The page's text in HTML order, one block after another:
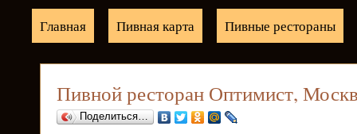
Главная Пивная карта Пивные рестораны
Пивной ресторан Оптимист,
Поделиться…